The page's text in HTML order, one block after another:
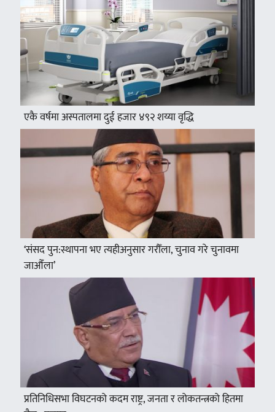
एकै वर्षमा अस्पतालमा दुई हजार ४९२ शय्या वृद्धि
‘संसद पुन:स्थापना भए त्यहीअनुसार गरौँला, चुनाव गरे चुनावमा
जाऔँला’
प्रतिनिधिसभा विघटनको कदम राष्ट्र, जनता र लोकतन्त्रको हितमा